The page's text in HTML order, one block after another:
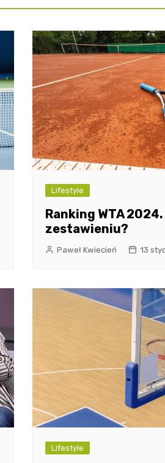
Lifestyle
Ranking WTA
zestawieniu?
Paweł Kwiecień 13
Lifestyle